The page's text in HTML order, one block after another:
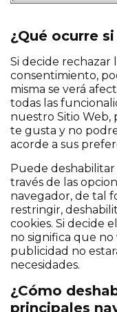
¿Qué ocurre
Si decide rechazar
consentimiento,
misma se verá
todas las
nuestro Sitio Web,
te gusta y no
acorde a sus
Puede
través de las
navegador, de tal
restringir,
cookies. Si decide
no significa que
publicidad no
necesidades.
¿Cómo
principales